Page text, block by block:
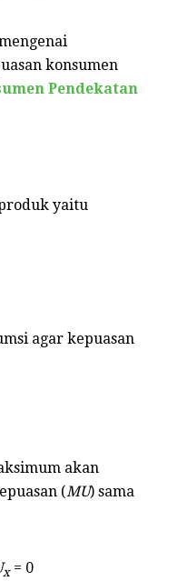
e
g
r
a
r
e
konsumen
Pendekatan
yaitu
agar kepuasan
akan
(MU) sama
x= 0